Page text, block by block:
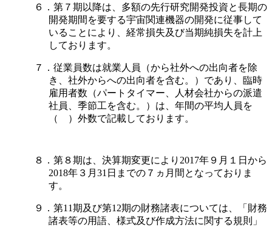
６．第７期以降は、多額の先行研究開発投資と長期の
開発期間を要する宇宙関連機器の開発に従事して
いることにより、経常損失及び当期純損失を計上
しております。
７．従業員数は就業人員（から社外への出向者を除
き、社外からへの出向者を含む。）であり、臨時
雇用者数（パートタイマー、人材会社からの派遣
社員、季節工を含む。）は、年間の平均人員を
（ ）外数で記載しております。
８．第８期は、決算期変更により2017年９月１日から
2018年３月31日までの７ヵ月間となっておりま
す。
９．第11期及び第12期の財務諸表については、「財務
諸表等の用語、様式及び作成方法に関する規則」